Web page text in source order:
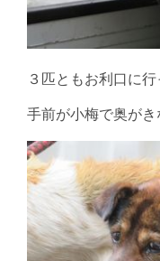
３匹ともお利口に
手前が小梅で奥がき